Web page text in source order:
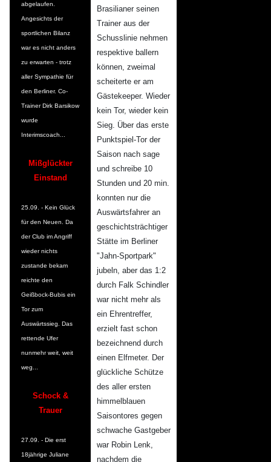
abgelaufen.
Angesichts der
sportlichen Bilanz
war es nicht anders
zu erwarten - trotz
aller Sympathie für
den Berliner. Co-
Trainer Dirk Barsikow
wurde
Interimscoach...
Mißglückter
Einstand
25.09. - Kein Glück
für den Neuen. Da
der Club im Angriff
wieder nichts
zustande bekam
reichte den
Geißbock-Bubis ein
Tor zum
Auswärtssieg. Das
rettende Ufer
nunmehr weit, weit
weg...
Schock &
Trauer
27.09. - Die erst
18jährige Juliane
Brasilianer seinen
Trainer aus der
Schusslinie nehmen
respektive ballern
können, zweimal
scheiterte er am
Gästekeeper. Wieder
kein Tor, wieder kein
Sieg. Über das erste
Punktspiel-Tor der
Saison nach sage
und schreibe 10
Stunden und 20 min.
konnten nur die
Auswärtsfahrer an
geschichtsträchtiger
Stätte im Berliner
"Jahn-Sportpark"
jubeln, aber das 1:2
durch Falk Schindler
war nicht mehr als
ein Ehrentreffer,
erzielt fast schon
bezeichnend durch
einen Elfmeter. Der
glückliche Schütze
des aller ersten
himmelblauen
Saisontores gegen
schwache Gastgeber
war Robin Lenk,
nachdem die